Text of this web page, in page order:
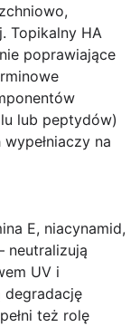
Topikalny HA
poprawiające
lub peptydów)
na
E, niacynamid,
neutralizują
UV i
degradację
też rolę